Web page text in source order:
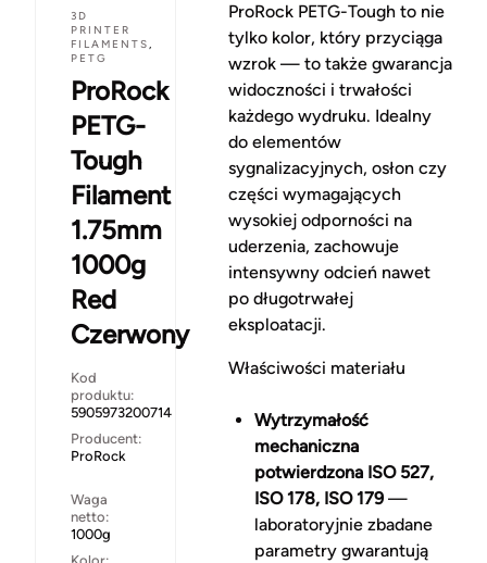
3D
PRINTER
FILAMENTS,
PETG
ProRock
PETG-
Tough
Filament
1.75mm
1000g
Red
Czerwony
Kod
produktu:
5905973200714
Producent:
ProRock
Waga
netto:
1000g
ProRock PETG-Tough to nie
tylko kolor, który przyciąga
wzrok — to także gwarancja
widoczności i trwałości
każdego wydruku. Idealny
do elementów
sygnalizacyjnych, osłon czy
części wymagających
wysokiej odporności na
uderzenia, zachowuje
intensywny odcień nawet
po długotrwałej
eksploatacji.
Właściwości materiału
Wytrzymałość
mechaniczna
potwierdzona ISO 527,
ISO 178, ISO 179—
laboratoryjnie zbadane
parametry gwarantują